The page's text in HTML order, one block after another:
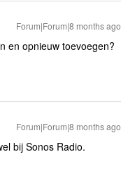
Forum|Forum|8 months ago
en opnieuw toevoegen?
Forum|Forum|8 months ago
bij Sonos Radio.